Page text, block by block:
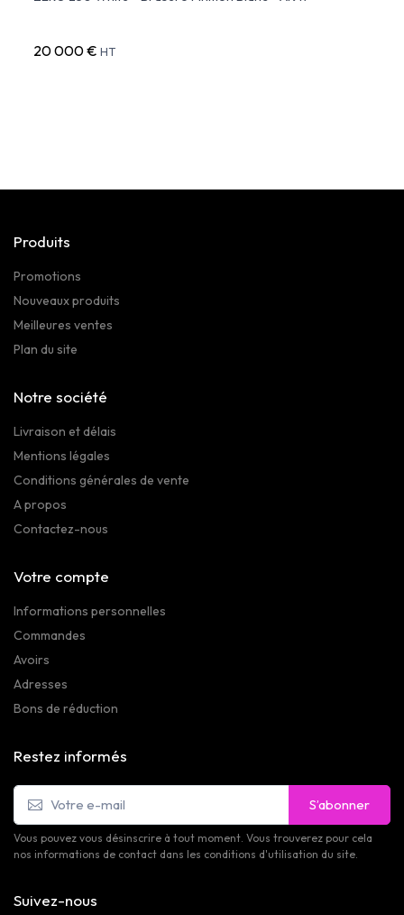
20 000 € HT
Produits
Promotions
Nouveaux produits
Meilleures ventes
Plan du site
Notre société
Livraison et délais
Mentions légales
Conditions générales de vente
A propos
Contactez-nous
Votre compte
Informations personnelles
Commandes
Avoirs
Adresses
Bons de réduction
Restez informés
S’abonner
Vous pouvez vous désinscrire à tout moment. Vous trouverez pour cela
nos informations de contact dans les conditions d'utilisation du site.
Suivez-nous